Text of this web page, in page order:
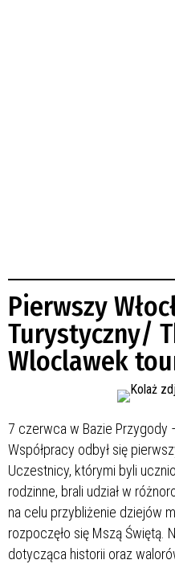
Pierwszy
Turystyczny/
Wloclawek
7 czerwca w Bazie Przygody
Współpracy odbył się
Uczestnicy, którymi byli
rodzinne, brali udział w
na celu przybliżenie dziejów
rozpoczęło się Mszą Świętą.
dotycząca historii oraz